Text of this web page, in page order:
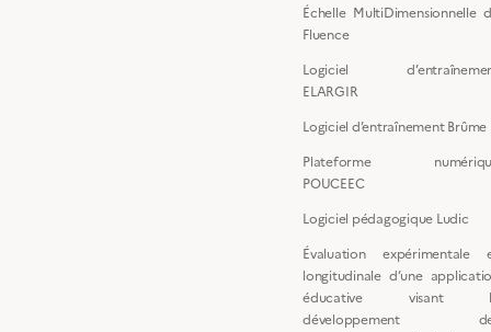
Échelle MultiDimensionnelle
Fluence
Logiciel
ELARGIR
Logiciel d’entraînement Brûme
Plateforme
POUCEEC
Logiciel pédagogique Ludic
Évaluation expérimentale
longitudinale d’une
éducative visant
développement